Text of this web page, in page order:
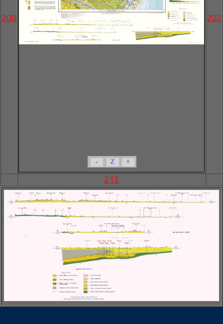
200
- Z +
202
212